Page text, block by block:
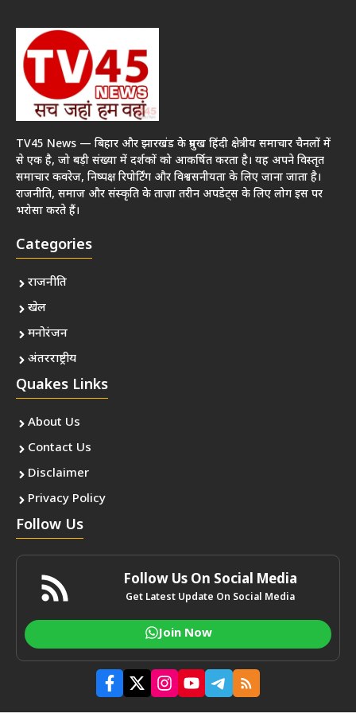
TV45 News — बिहार और झारखंड के प्रमुख हिंदी क्षेत्रीय समाचार चैनलों में
से एक है, जो बड़ी संख्या में दर्शकों को आकर्षित करता है। यह अपने विस्तृत
समाचार कवरेज, निष्पक्ष रिपोर्टिंग और विश्वसनीयता के लिए जाना जाता है।
राजनीति, समाज और संस्कृति के ताज़ा तरीन अपडेट्स के लिए लोग इस पर
भरोसा करते हैं।
Categories
राजनीति
खेल
मनोरंजन
अंतरराष्ट्रीय
Quakes Links
About Us
Contact Us
Disclaimer
Privacy Policy
Follow Us
Follow Us On Social Media
Get Latest Update On Social Media
Join Now